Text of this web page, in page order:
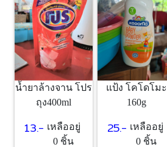
น้ำยาล้างจาน โปร
ถุง400ml
13.- เหลืออยู่
0 ชิ้น
แป้ง โคโดโมะ
160g
25.- เหลืออยู่
0 ชิ้น